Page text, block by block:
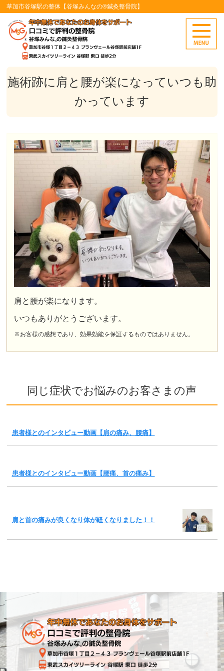
草加市谷塚駅の整体【谷塚みんなの®鍼灸整骨院】
施術跡に肩と腰が楽になっていつも助
かっています
肩と腰が楽になります。
いつもありがとうございます。
※お客様の感想であり、効果効能を保証するものではありません。
同じ症状でお悩みのお客さまの声
患者様とのインタビュー動画【肩の痛み、腰痛】
患者様とのインタビュー動画【腰痛、首の痛み】
肩と首の痛みが良くなり体が軽くなりました！！